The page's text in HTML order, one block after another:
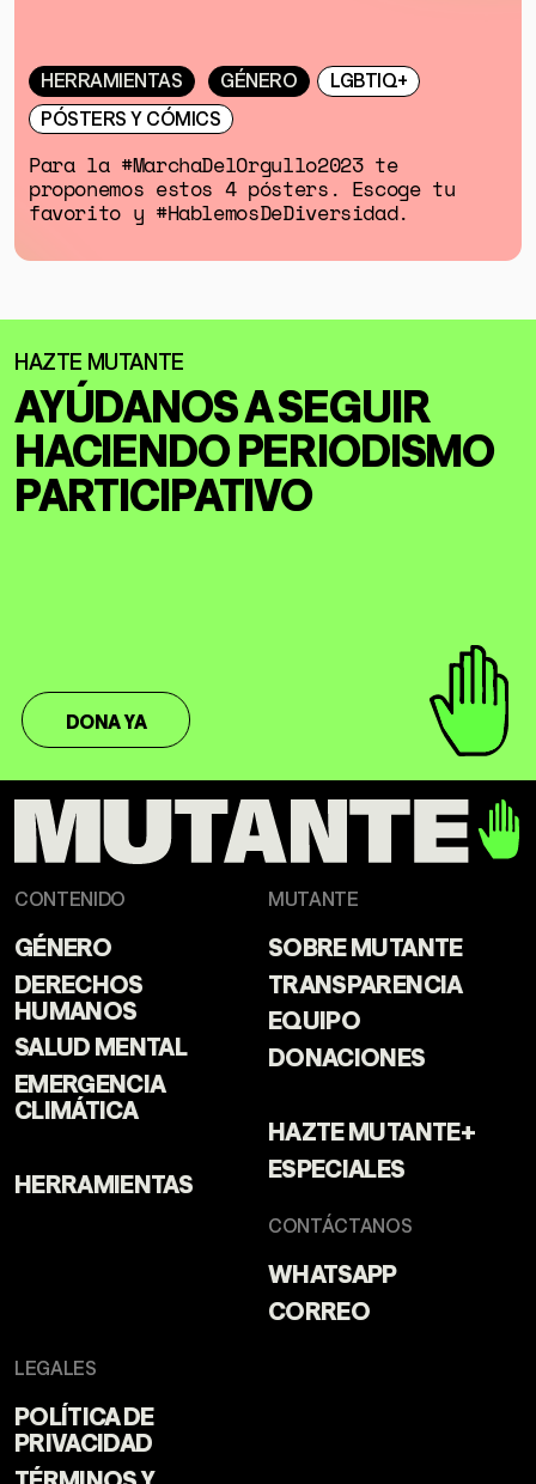
HERRAMIENTAS GÉNERO
LGBTIQ+
PÓSTERS Y CÓMICS
Para la #MarchaDelOrgullo2023 te
proponemos estos 4 pósters. Escoge tu
favorito y #HablemosDeDiversidad.
AYÚDANOS A SEGUIR
HACIENDOPERIODISMO
PARTICIPATIVO
DONA YA
CONTENIDO
GÉNERO
DERECHOS
HUMANOS
SALUD MENTAL
EMERGENCIA
CLIMÁTICA
HERRAMIENTAS
MUTANTE
SOBRE MUTANTE
TRANSPARENCIA
EQUIPO
DONACIONES
HAZTE MUTANTE+
ESPECIALES
CONTÁCTANOS
WHATSAPP
CORREO
LEGALES
POLÍTICA DE
PRIVACIDAD
TÉRMINOS Y